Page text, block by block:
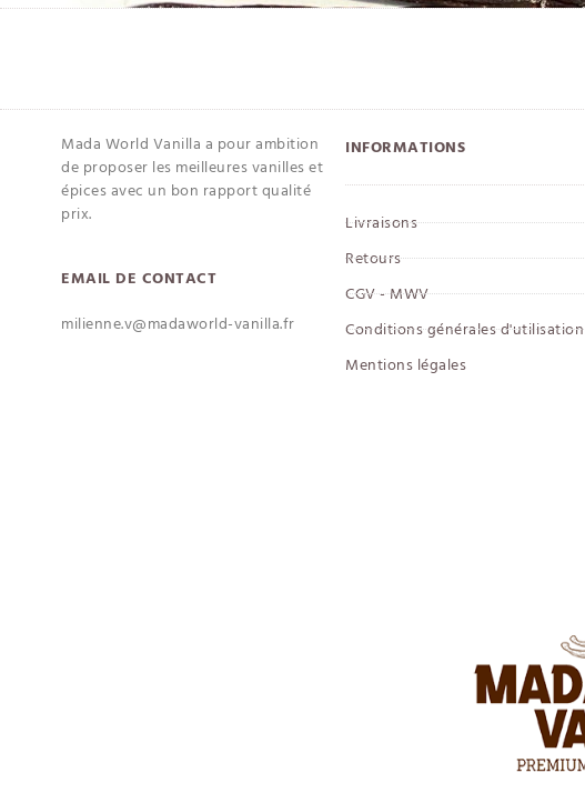
Mada World Vanilla a pour ambition
de proposer les meilleures vanilles et
épices avec un bon rapport qualité
prix.
EMAIL DE CONTACT
milienne.v@madaworld-vanilla.fr
INFORMATIONS
Livraisons
Retours
CGV - MWV
Conditions générales d'utilisation
Mentions légales